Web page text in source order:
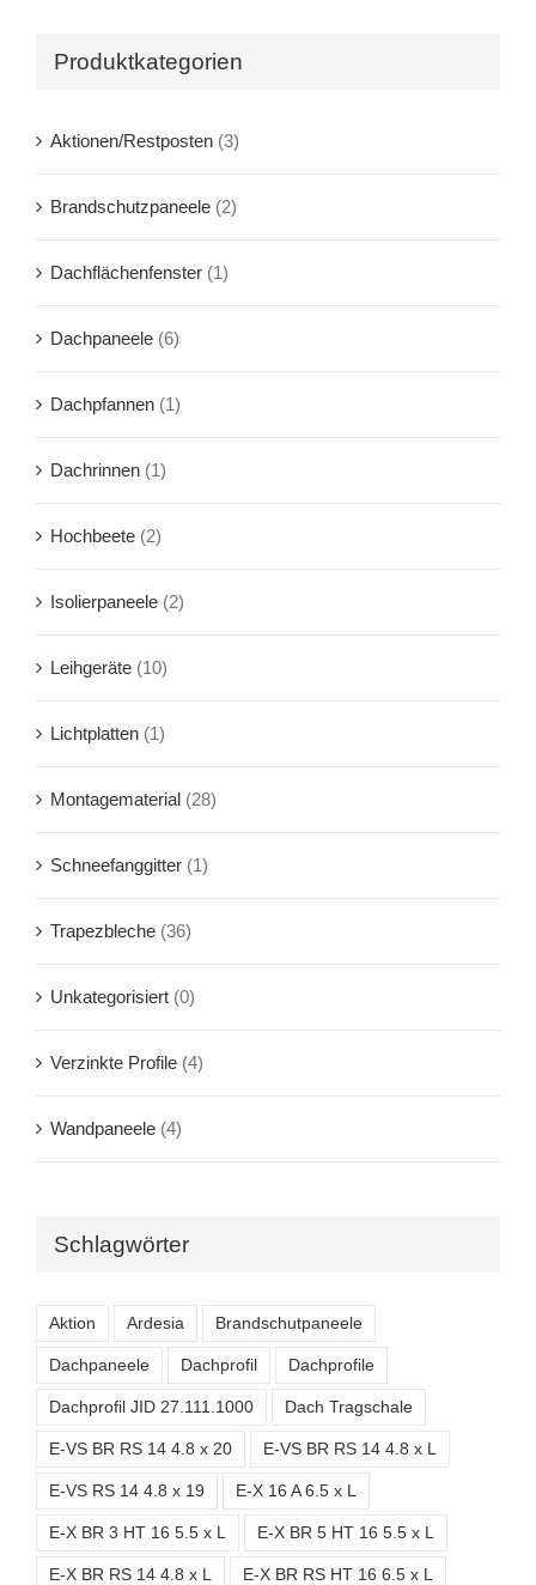
Produktkategorien
Aktionen/Restposten (3)
Brandschutzpaneele (2)
Dachflächenfenster (1)
Dachpaneele (6)
Dachpfannen (1)
Dachrinnen (1)
Hochbeete (2)
Isolierpaneele (2)
Leihgeräte (10)
Lichtplatten (1)
Montagematerial (28)
Schneefanggitter (1)
Trapezbleche (36)
Unkategorisiert (0)
Verzinkte Profile (4)
Wandpaneele (4)
Schlagwörter
Aktion Ardesia Brandschutpaneele
Dachpaneele Dachprofil Dachprofile
Dachprofil JID 27.111.1000 Dach Tragschale
E-VS BR RS 14 4.8 x 20 E-VS BR RS 14 4.8 x L
E-VS RS 14 4.8 x 19 E-X 16 A 6.5 x L
E-X BR 3 HT 16 5.5 x L E-X BR 5 HT 16 5.5 x L
E-X BR RS 14 4.8 x L E-X BR RS HT 16 6.5 x L